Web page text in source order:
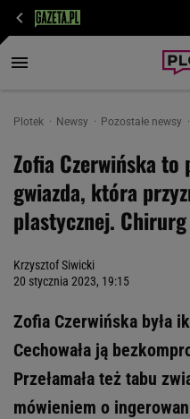
Plotek Newsy Pozostałe newsy
Zofia Czerwińska to
gwiazda, która
plastycznej.
Krzysztof Siwicki
20 stycznia 2023, 19:15
Zofia Czerwińska była
Cechowała ją
Przełamała też tabu
mówieniem o